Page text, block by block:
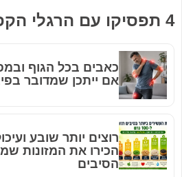
4 תפסיקו עם הרגלי הקפה שלכם
כאבים בכל הגוף
אם ייתכן שמדובר
רוצים יותר שובע
הכירו את המזונות
הסיבים